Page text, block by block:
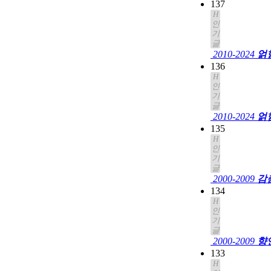
137
H
인
기
글
2010-2024 얽
136
H
인
기
글
2010-2024 얽
135
H
인
기
글
2000-2009 감
134
H
인
기
글
2000-2009 향
133
H